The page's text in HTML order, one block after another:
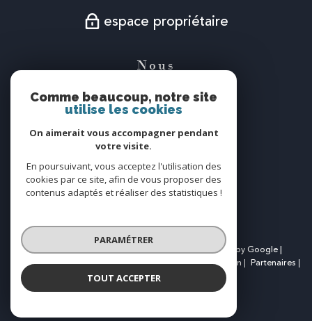
espace propriétaire
Nous
Nous
adhérons
© 2026 | Tous droits réservés | Traduction powered by Google |
Nos honoraires
Plan du site Mentions légales Admin
Partenaires
Politique RGPD
Comme beaucoup, notre site
utilise les cookies
On aimerait vous accompagner pendant
votre visite.
En poursuivant, vous acceptez l'utilisation des
cookies par ce site, afin de vous proposer des
contenus adaptés et réaliser des statistiques !
PARAMÉTRER
TOUT ACCEPTER